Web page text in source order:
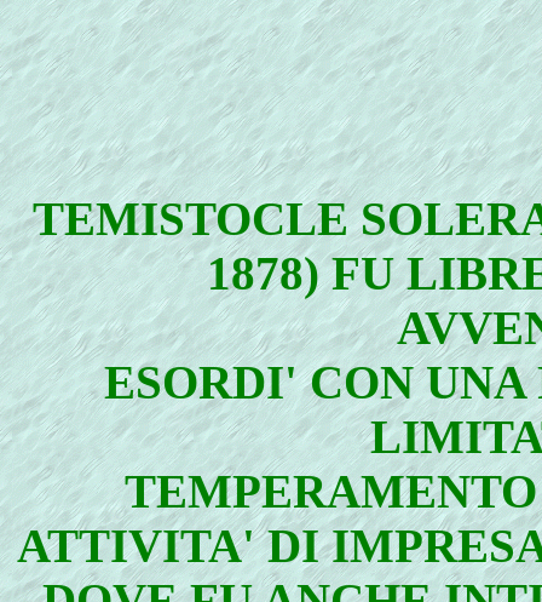
TEMISTOCLE
1878) FU
ESORDI' CON
ATTIVITA' DI